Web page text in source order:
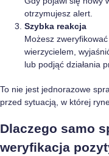
otrzymujesz alert.
Szybka reakcja
Możesz
wierzycielem,
lub podjąć działania
To nie jest jednorazowe
przed sytuacją, w której
Dlaczego samo
weryfikacja